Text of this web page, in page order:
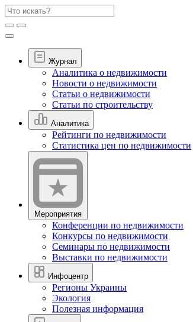
Журнал
Аналитика о недвижимости
Новости о недвижимости
Статьи о недвижимости
Статьи по строительству
Аналитика
Рейтинги по недвижимости
Статистика цен по недвижимости
Мероприятия
Конференции по недвижимости
Конкурсы по недвижимости
Семинары по недвижимости
Выставки по недвижимости
Инфоцентр
Регионы Украины
Экология
Полезная информация